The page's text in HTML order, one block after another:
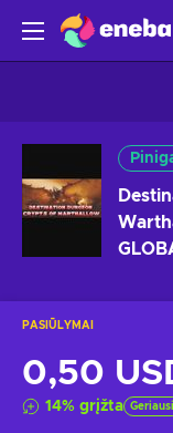
PASIŪLYMAI
0,50
14% grįžta